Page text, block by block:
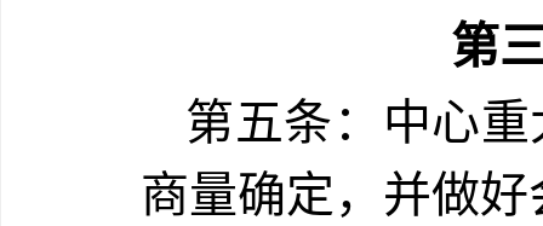
第
第五条：中心
商量确定，并做